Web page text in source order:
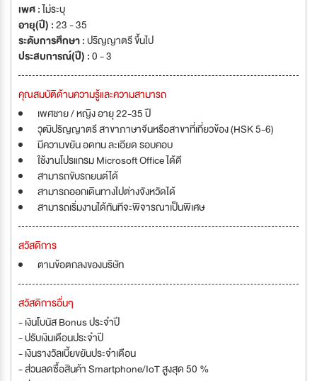
เพศ :ไม่ระบุ
อายุ(ปี) :23 - 35
ระดับการศึกษา :ปริญญาตรี ขึ้นไป
ประสบการณ์(ปี) :0 - 3
คุณสมบัติด้านความรู้และความสามารถ
เพศชาย / หญิง อายุ 22-35 ปี
วุฒิปริญญาตรี สาขาภาษาจีนหรือสาขาที่เกี่ยวข้อง (HSK 5-6)
มีความขยัน อดทน ละเอียด รอบคอบ
ใช้งานโปรแกรม Microsoft Office ได้ดี
สามารถขับรถยนต์ได้
สามารถออกเดินทางไปต่างจังหวัดได้
สามารถเริ่มงานได้ทันทีจะพิจารณาเป็นพิเศษ
สวัสดิการ
ตามข้อตกลงของบริษัท
สวัสดิการอื่นๆ
- เงินโบนัส Bonus ประจำปี
- ปรับเงินเดือนประจำปี
- เงินรางวัลเบี้ยขยันประจำเดือน
- ส่วนลดซื้อสินค้า Smartphone/IoT สูงสุด 50 %